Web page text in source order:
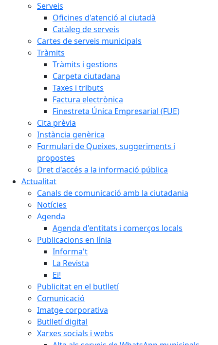
Serveis
Oficines d'atenció al ciutadà
Catàleg de serveis
Cartes de serveis municipals
Tràmits
Tràmits i gestions
Carpeta ciutadana
Taxes i tributs
Factura electrònica
Finestreta Única Empresarial (FUE)
Cita prèvia
Instància genèrica
Formulari de Queixes, suggeriments i
propostes
Dret d'accés a la informació pública
Actualitat
Canals de comunicació amb la ciutadania
Notícies
Agenda
Agenda d'entitats i comerços locals
Publicacions en línia
Informa't
La Revista
Ei!
Publicitat en el butlletí
Comunicació
Imatge corporativa
Butlletí digital
Xarxes socials i webs